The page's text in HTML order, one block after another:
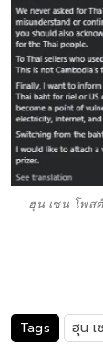
ฮุน เซน โพสต์
Tags ฮุน เ